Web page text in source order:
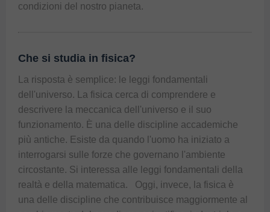
condizioni del nostro pianeta.
Che si studia in fisica?
La risposta è semplice: le leggi fondamentali
dell'universo. La fisica cerca di comprendere e
descrivere la meccanica dell'universo e il suo
funzionamento. È una delle discipline accademiche
più antiche. Esiste da quando l'uomo ha iniziato a
interrogarsi sulle forze che governano l'ambiente
circostante. Si interessa alle leggi fondamentali della
realtà e della matematica.   Oggi, invece, la fisica è
una delle discipline che contribuisce maggiormente al